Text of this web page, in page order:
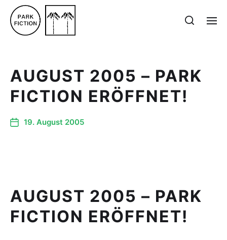
AUGUST 2005 – PARK
FICTION ERÖFFNET!
19. August 2005
AUGUST 2005 – PARK
FICTION ERÖFFNET!